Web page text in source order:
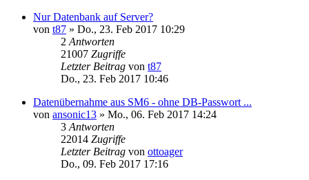
Nur Datenbank auf Server?
von t87 » Do., 23. Feb 2017 10:29
2 Antworten
21007 Zugriffe
Letzter Beitrag von t87
Do., 23. Feb 2017 10:46
Datenübernahme aus SM6 - ohne DB-Passwort ...
von ansonic13 » Mo., 06. Feb 2017 14:24
3 Antworten
22014 Zugriffe
Letzter Beitrag von ottoager
Do., 09. Feb 2017 17:16